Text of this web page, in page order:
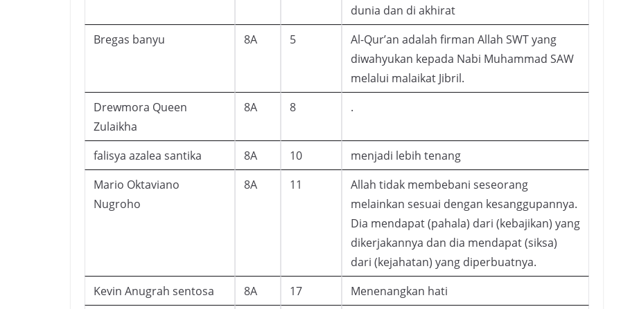
dunia dan di akhirat
Bregas banyu
8A 5
Al-Qur’an adalah firman Allah SWT yang
diwahyukan kepada Nabi Muhammad SAW
melalui malaikat Jibril.
Drewmora Queen
Zulaikha
8A 8 .
falisya azalea santika 8A 10
menjadi lebih tenang
Mario Oktaviano
Nugroho
8A 11
Allah tidak membebani seseorang
melainkan sesuai dengan kesanggupannya.
Dia mendapat (pahala) dari (kebajikan) yang
dikerjakannya dan dia mendapat (siksa)
dari (kejahatan) yang diperbuatnya.
Kevin Anugrah sentosa
8A 17
Menenangkan hati